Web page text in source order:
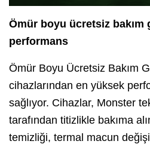
Ömür boyu ücretsiz
performans
Ömür Boyu Ücretsiz Bakım
cihazlarından en yüksek
sağlıyor. Cihazlar, Monster
tarafından titizlikle bakıma
temizliği, termal macun